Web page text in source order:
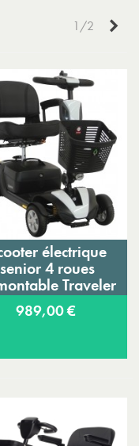
1/2
électrique
senior 4 roues
Traveler
Plus
989,00 €